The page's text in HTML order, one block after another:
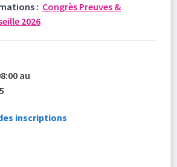
: Congrès Preuves &
2026
au
inscriptions